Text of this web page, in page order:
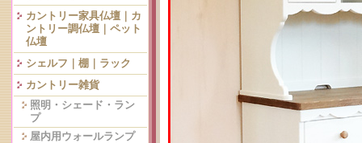
カントリー家具仏壇｜カ
ントリー調仏壇｜ペット
仏壇
シェルフ｜棚｜ラック
カントリー雑貨
照明・シェード・ラン
プ
屋内用ウォールランプ